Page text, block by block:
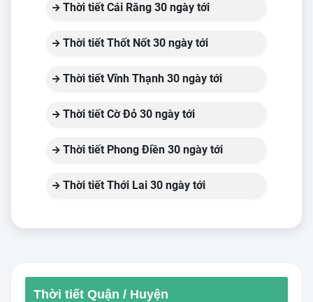
Thời tiết Cái Răng 30 ngày tới
Thời tiết Thốt Nốt 30 ngày tới
Thời tiết Vĩnh Thạnh 30 ngày tới
Thời tiết Cờ Đỏ 30 ngày tới
Thời tiết Phong Điền 30 ngày tới
Thời tiết Thới Lai 30 ngày tới
Thời tiết Quận / Huyện